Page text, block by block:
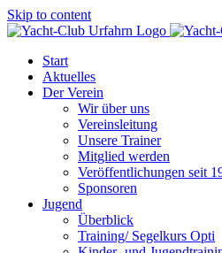
Skip to content
Start
Aktuelles
Der Verein
Wir über uns
Vereinsleitung
Unsere Trainer
Mitglied werden
Veröffentlichungen seit
Sponsoren
Jugend
Überblick
Training/ Segelkurs Opti